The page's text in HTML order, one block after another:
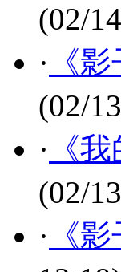
(02/
· 《
(02/
· 《
(02/
· 《